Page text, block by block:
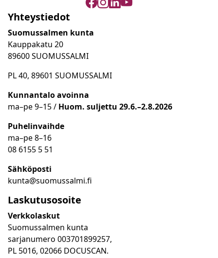
Yhteystiedot
Suomussalmen kunta
Kauppakatu 20
89600 SUOMUSSALMI
PL 40, 89601 SUOMUSSALMI
Kunnantalo avoinna
ma–pe 9–15 / Huom. suljettu 29.6.–2.8.2026
Puhelinvaihde
ma–pe 8–16
08 6155 5 51
Sähköposti
kunta@suomussalmi.fi
Laskutusosoite
Verkkolaskut
Suomussalmen kunta
sarjanumero 003701899257,
PL 5016, 02066 DOCUSCAN.